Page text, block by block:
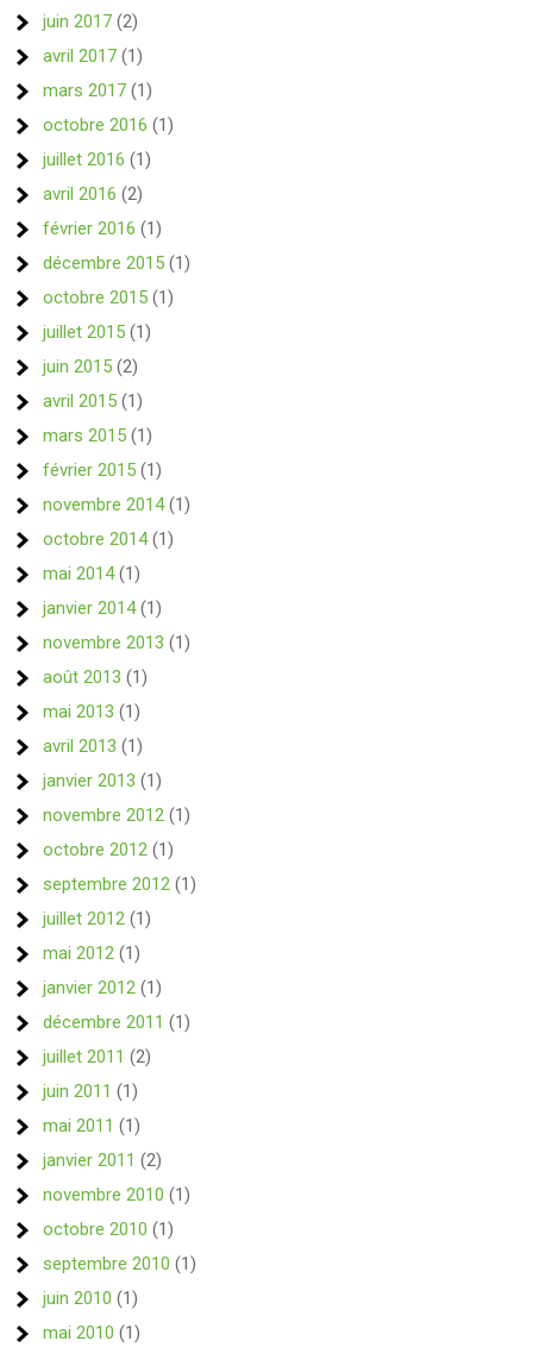
juin 2017 (2)
avril 2017 (1)
mars 2017 (1)
octobre 2016 (1)
juillet 2016 (1)
avril 2016 (2)
février 2016 (1)
décembre 2015 (1)
octobre 2015 (1)
juillet 2015 (1)
juin 2015 (2)
avril 2015 (1)
mars 2015 (1)
février 2015 (1)
novembre 2014(1)
octobre 2014(1)
mai 2014(1)
janvier 2014(1)
novembre 2013 (1)
août 2013 (1)
mai 2013 (1)
avril 2013 (1)
janvier 2013 (1)
novembre 2012 (1)
octobre 2012 (1)
septembre 2012 (1)
juillet 2012 (1)
mai 2012 (1)
janvier 2012 (1)
décembre 2011 (1)
juillet 2011 (2)
juin 2011 (1)
mai 2011 (1)
janvier 2011 (2)
novembre 2010 (1)
octobre 2010 (1)
septembre 2010 (1)
juin 2010 (1)
mai 2010 (1)